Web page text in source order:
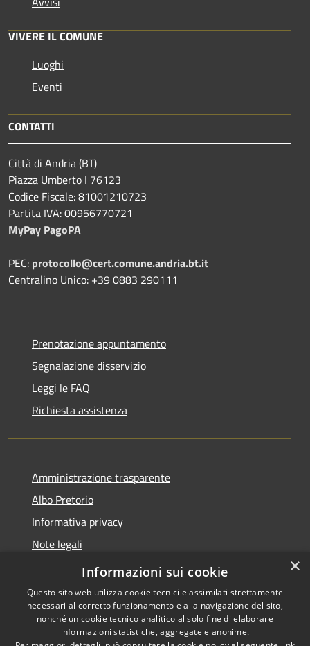
VIVERE IL COMUNE
Luoghi
Eventi
CONTATTI
Città di Andria (BT)
Piazza Umberto I 76123
Codice Fiscale: 81001210723
Partita IVA: 00956770721
MyPay PagoPA
PEC: protocollo@cert.comune.andria.bt.it
Centralino Unico: +39 0883 290111
Prenotazione appuntamento
Segnalazione disservizio
Leggi le FAQ
Richiesta assistenza
Amministrazione trasparente
Albo Pretorio
Informativa privacy
Note legali
Dichiarazione di accessibilità
Copyright © 2026 • Città di
×
Informazioni sui cookie
Questo sito web utilizza cookie tecnici e assimilati strettamente
necessari al corretto funzionamento e alla navigazione del sito,
nonché un cookie tecnico analitico al solo fine di elaborare
informazioni statistiche, aggregate e anonime.